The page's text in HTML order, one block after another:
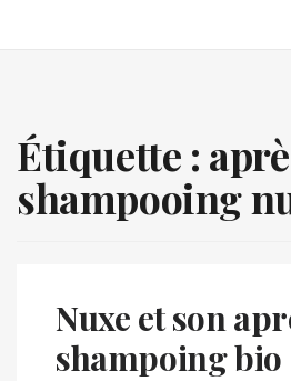
Étiquette :
shampooing
Nuxe et son
shampoing bio